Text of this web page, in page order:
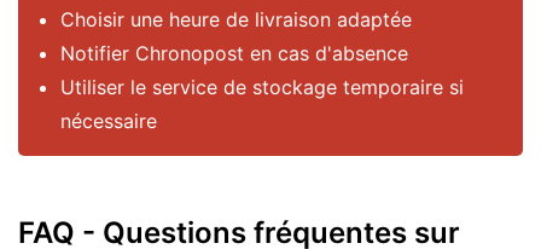
Choisir une heure de livraison adaptée
Notifier Chronopost en cas d'absence
Utiliser le service de stockage temporaire si
nécessaire
FAQ - Questions fréquentes sur